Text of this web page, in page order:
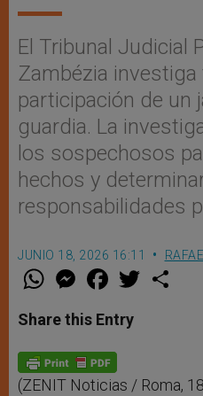
El Tribunal Judicial
Zambézia investiga
participación de un
guardia. La
los sospechosos
hechos y
responsabilidades
JUNIO 18, 2026 16:11
W
t
s
p
p
M
e
s
e
g
e
r
F
a
e
b
o
k
w
Share this Entry
(ZENIT Noticias / Roma,